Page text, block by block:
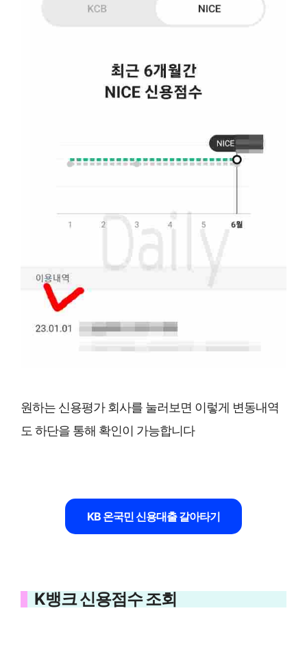
원하는 신용평가 회사를 눌러보면 이렇게 변동내역
도 하단을 통해 확인이 가능합니다
KB 온국민 신용대출 갈아타기
K뱅크 신용점수 조회